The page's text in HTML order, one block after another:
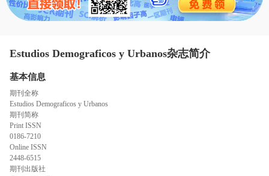
Estudios Demograficos y Urbanos杂志简介
基本信息
期刊全称
Estudios Demograficos y Urbanos
期刊简称
Print ISSN
0186-7210
Online ISSN
2448-6515
期刊出版社